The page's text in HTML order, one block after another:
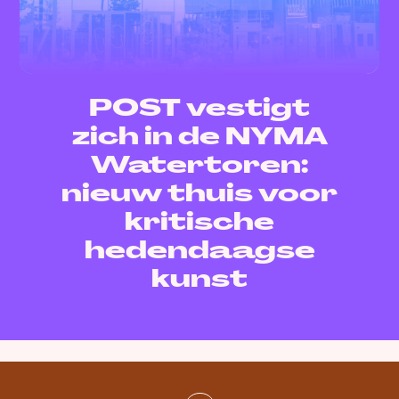
POST vestigt
zich in de NYMA
Watertoren:
nieuw thuis voor
kritische
hedendaagse
kunst